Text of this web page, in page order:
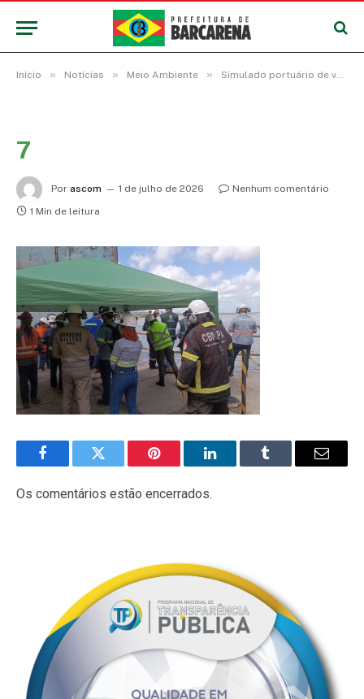
Início » Notícias » Meio Ambiente » Simulado portuário de vazamento de óleo testa capacidade de resposta ambiental em Barcarena
7
Por ascom 1 de julho de 2026
Nenhum comentário
1 Min de leitura
FacebookTwitter Pinterest LinkedInTumblr
E-
Os comentários estão encerrados.